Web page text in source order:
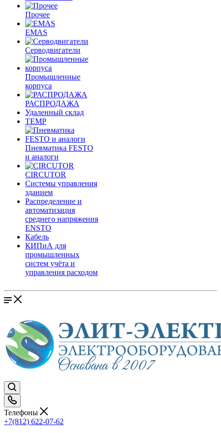
Прочее
EMAS
Cерводвигатели
Промышленные
корпуса
РАСПРОДАЖА
Удаленный склад
TEMP
Пневматика FESTO
и аналоги
CIRCUTOR
Системы управления
зданием
Распределение и
автоматизация
среднего напряжения
ENSTO
Кабель
КИПиА для
промышленных
систем учёта и
управления расходом
Телефоны
+7(812) 622-07-62